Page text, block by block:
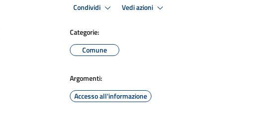
Condividi Vedi azioni
Categorie:
Comune
Argomenti:
Accesso all'informazione